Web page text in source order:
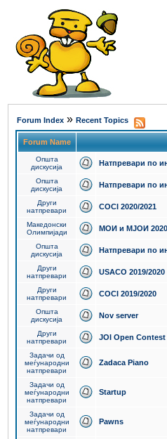
Forum Index » Recent Topics
Forum Name
Општа
дискусија
Натпревари по
Општа
дискусија
Натпревари по
Други
натпревари
COCI 2020/2021
Македонски
Олимпијади
МОИ и МЈОИ 2020
Општа
дискусија
Натпревари по
Други
натпревари
USACO 2019/2020
Други
натпревари
COCI 2019/2020
Општа
дискусија
Nov server
Други
натпревари
JOI Open Contest
Задачи од
меѓународни
натпревари
Zadaca Piano
Задачи од
меѓународни
натпревари
Startup
Задачи од
меѓународни
натпревари
Pawns